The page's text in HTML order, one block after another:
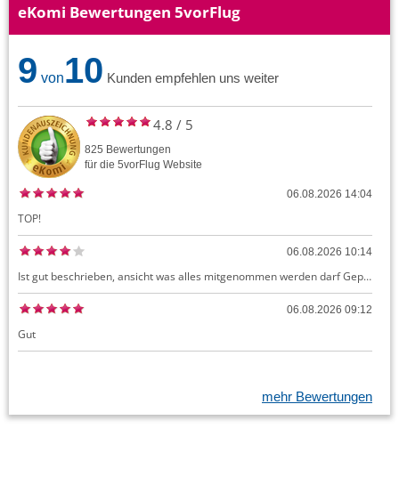
eKomi Bewertungen 5vorFlug
9 von10 Kunden empfehlen uns weiter
4.8 / 5
825 Bewertungen
für die 5vorFlug Website
06.08.2026 14:04
TOP!
06.08.2026 10:14
Ist gut beschrieben, ansicht was alles mitgenommen werden darf Gepäck dürfte auch kostenloses Handgepäck umfassen, ansonsten sehr easy zu machen
06.08.2026 09:12
Gut
mehr Bewertungen